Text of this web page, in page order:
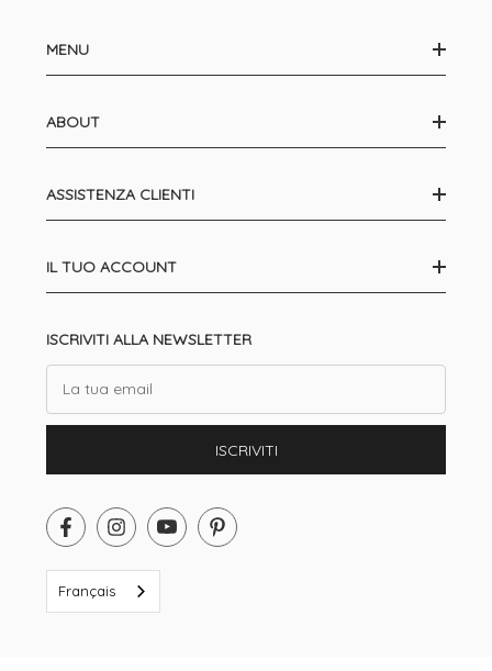
MENU
ABOUT
ASSISTENZA CLIENTI
IL TUO ACCOUNT
ISCRIVITI ALLA NEWSLETTER
ISCRIVITI
Français